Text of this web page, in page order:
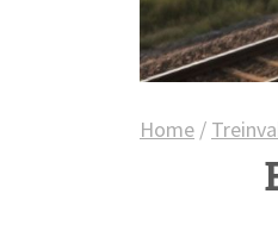
Home /